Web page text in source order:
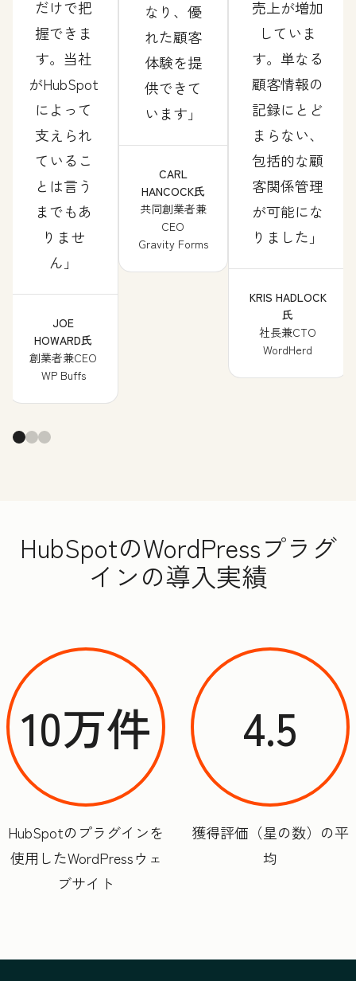
だけで把
握できま
す。当社
がHubSpot
によって
支えられ
ているこ
とは言う
までもあ
りませ
ん
JOE
HOWARD氏
創業者兼CEO
WP Buffs
なり、優
れた顧客
体験を提
供できて
います
CARL
HANCOCK氏
共同創業者兼
CEO
Gravity Forms
売上が増加
していま
す。単なる
顧客情報の
記録にとど
まらない、
包括的な顧
客関係管理
が可能にな
りました
KRIS HADLOCK
氏
社長兼CTO
WordHerd
HubSpotのWordPressプラグ
インの導入実績
10万件
HubSpotのプラグインを
使用したWordPressウェ
ブサイト
4.5
獲得評価（星の数）の平
均